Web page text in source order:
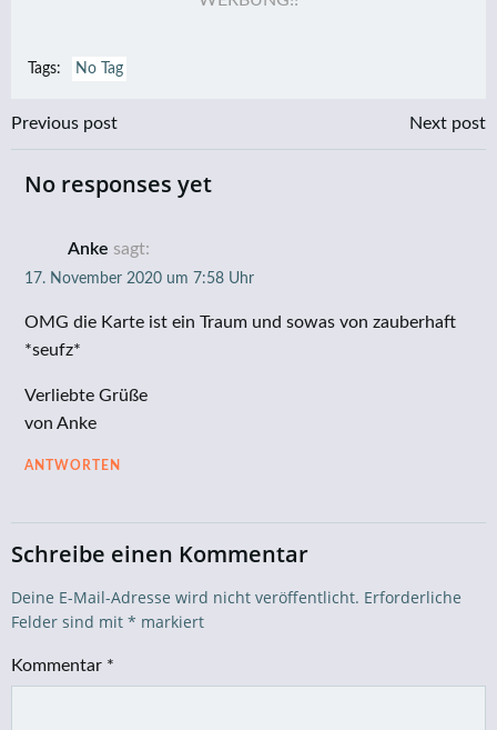
Tags: No Tag
Post
navigation
Previous post Next post
No responses yet
Anke sagt:
17. November 2020 um 7:58 Uhr
OMG die Karte ist ein Traum und sowas von zauberhaft
*seufz*
Verliebte Grüße
von Anke
ANTWORTEN
Schreibe einen Kommentar
Deine E-Mail-Adresse wird nicht veröffentlicht. Erforderliche
Felder sind mit * markiert
Kommentar *